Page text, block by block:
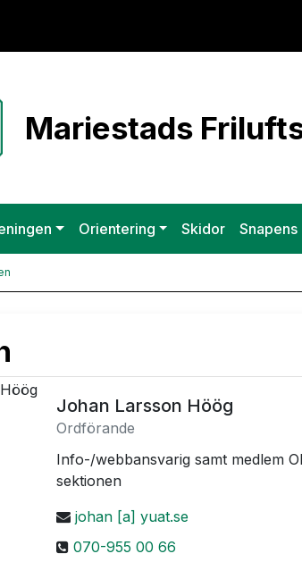
Mariestads
Orientering Skidor
Johan Larsson Höög
Ordförande
Info-/webbansvarig samt medlem
sektionen
johan [a] yuat.se
070-955 00 66